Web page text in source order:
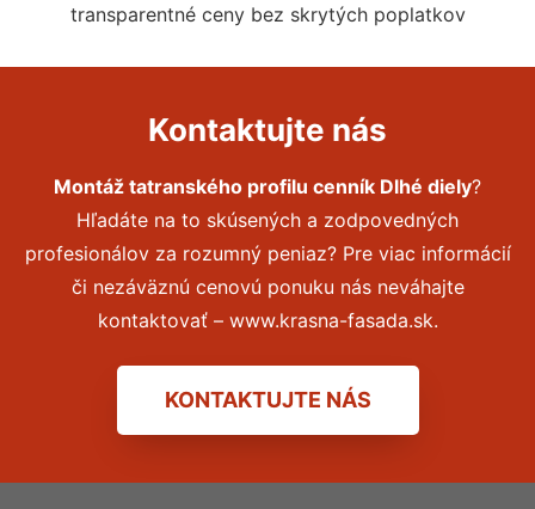
transparentné ceny bez skrytých poplatkov
Kontaktujte nás
Montáž tatranského profilu cenník Dlhé diely?
Hľadáte na to skúsených a zodpovedných
profesionálov za rozumný peniaz? Pre viac informácií
či nezáväznú cenovú ponuku nás neváhajte
kontaktovať – www.krasna-fasada.sk.
KONTAKTUJTE NÁS